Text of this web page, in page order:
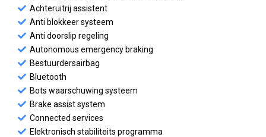
Achteruitrij assistent
Anti blokkeer systeem
Anti doorslip regeling
Autonomous emergency braking
Bestuurdersairbag
Bluetooth
Bots waarschuwing systeem
Brake assist system
Connected services
Elektronisch stabiliteits programma